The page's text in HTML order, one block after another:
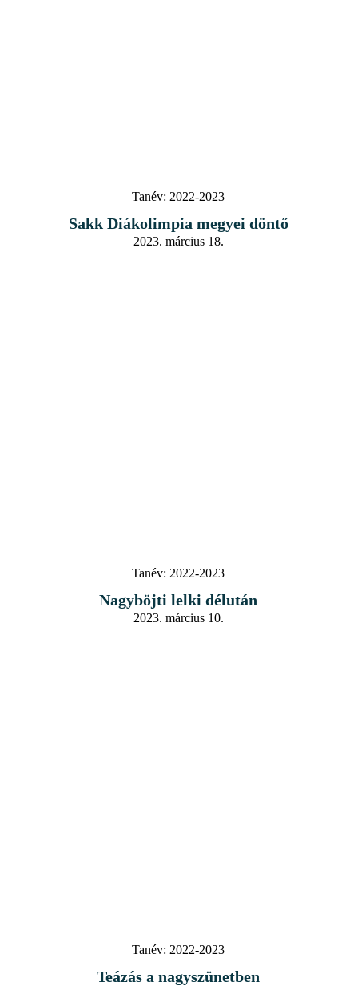
Tanév: 2022-2023
Sakk Diákolimpia megyei döntő
2023. március 18.
Tanév: 2022-2023
Nagyböjti lelki délután
2023. március 10.
Tanév: 2022-2023
Teázás a nagyszünetben